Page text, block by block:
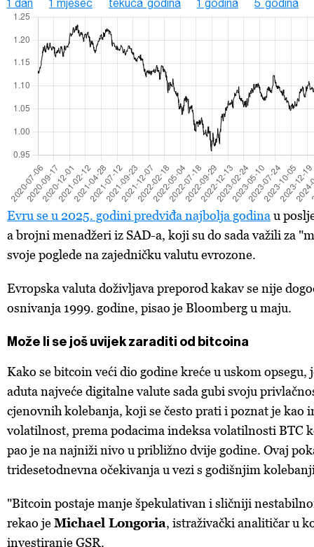
1 dan 1 mjesec tekuća godina 1 godina 5 godina
Evru se u 2025. godini predviđa najbolja godinau
a brojni menadžeri iz SAD-a, koji su do sada važili za
svoje poglede na zajedničku valutu evrozone.
Evropska valuta doživljava preporod kakav se nije
osnivanja 1999. godine, pisao je Bloomberg u maju.
Može li se još uvijek zaraditi od bitcoina
Kako se bitcoin veći dio godine kreće u uskom opsegu,
aduta najveće digitalne valute sada gubi svoju
cjenovnih kolebanja, koji se često prati i poznat je kao
volatilnost, prema podacima indeksa volatilnosti BTC
pao je na najniži nivo u približno dvije godine. Ovaj
tridesetodnevna očekivanja u vezi s godišnjim
"Bitcoin postaje manje špekulativan i sličniji
rekao jeMichael Longoria, istraživački analitičar u
investiranje GSR.